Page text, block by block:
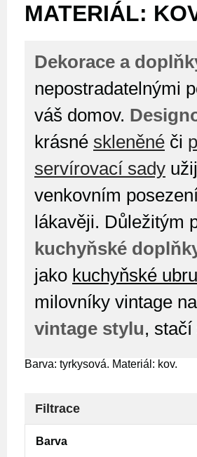
MATERIÁL:
Dekorace a
nepostradatelnými
váš domov.
krásné skleněné či
servírovací sady
venkovním
lákavěji. Důležitým
kuchyňské
jako kuchyňské
milovníky vintage
vintage stylu, stačí
Barva: tyrkysová. Materiál: kov.
Filtrace
Barva